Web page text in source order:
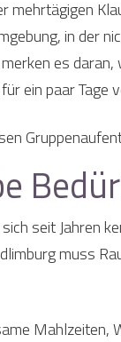
in der
es
ein paar Tage
seit Jahren
muss
Mahlzeiten,